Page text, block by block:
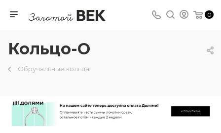
0
Кольцо-О
Обручальные кольца